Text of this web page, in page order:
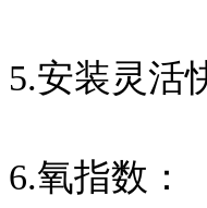
5.安装灵活
6.氧指数：